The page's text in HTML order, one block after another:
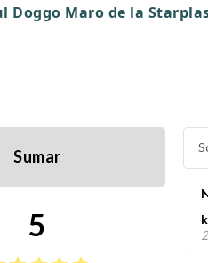
Doggo Maro de la
Sumar
5